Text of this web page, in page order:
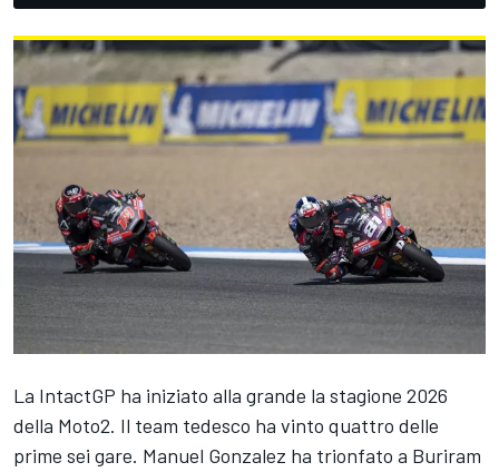
La IntactGP ha iniziato alla grande la stagione 2026
della Moto2. Il team tedesco ha vinto quattro delle
prime sei gare. Manuel Gonzalez ha trionfato a Buriram